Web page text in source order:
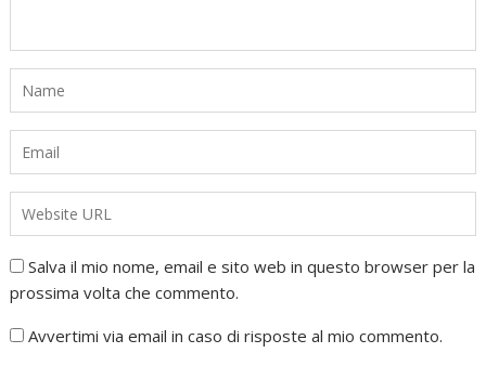
Salva il mio nome, email e sito web in questo browser per la
prossima volta che commento.
Avvertimi via email in caso di risposte al mio commento.